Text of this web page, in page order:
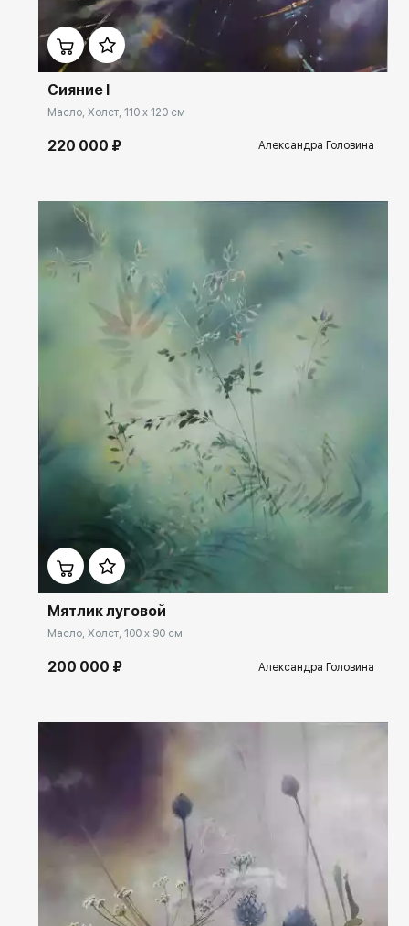
Домен: rakovgallery.ru
Сияние I
Масло, Холст, 110 x 120 см
220 000 ₽ Александра Головина
Мятлик луговой
Масло, Холст, 100 x 90 см
200 000 ₽ Александра Головина